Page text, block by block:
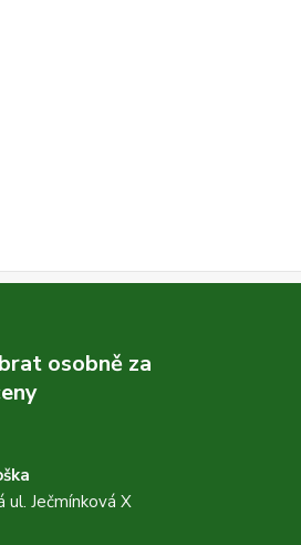
osobně za
Ječmínková X